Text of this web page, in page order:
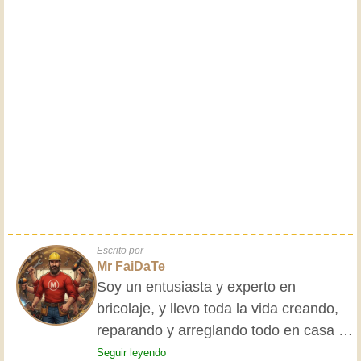
Escrito por
Mr FaiDaTe
Soy un entusiasta y experto en
bricolaje, y llevo toda la vida creando,
reparando y arreglando todo en casa y
para mis amigos. Mis abuelos me
Seguir leyendo